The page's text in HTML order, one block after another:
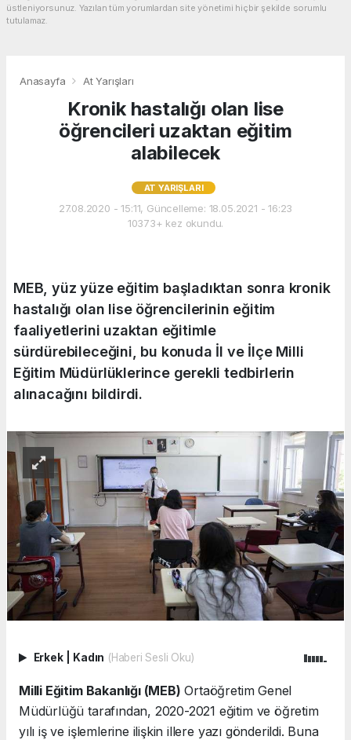
üstleniyorsunuz. Yazılan tüm yorumlardan site yönetimi hiçbir şekilde sorumlu
tutulamaz.
Anasayfa At Yarışları
Kronik hastalığı olan lise
öğrencileri uzaktan eğitim
alabilecek
AT YARIŞLARI
27.08.2020 - 15:11, Güncelleme: 18.05.2021 - 16:23
10373+ kez okundu.
MEB, yüz yüze eğitim başladıktan sonra kronik
hastalığı olan lise öğrencilerinin eğitim
faaliyetlerini uzaktan eğitimle
sürdürebileceğini, bu konuda İl ve İlçe Milli
Eğitim Müdürlüklerince gerekli tedbirlerin
alınacağını bildirdi.
Erkek Kadın (Haberi Sesli Oku)
Milli Eğitim Bakanlığı (MEB) Ortaöğretim Genel
Müdürlüğü tarafından, 2020-2021 eğitim ve öğretim
yılı iş ve işlemlerine ilişkin illere yazı gönderildi. Buna